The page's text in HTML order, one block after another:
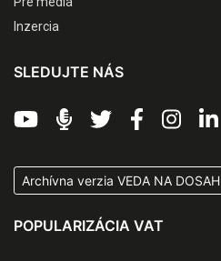
Inzercia
SLEDUJTE NÁS
Archívna verzia VEDA NA DOSAH
POPULARIZÁCIA VAT